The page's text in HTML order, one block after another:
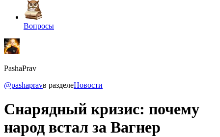
Вопросы
PashaPrav
@pashapravв разделеНовости
Снарядный кризис: почему
народ встал за Вагнер